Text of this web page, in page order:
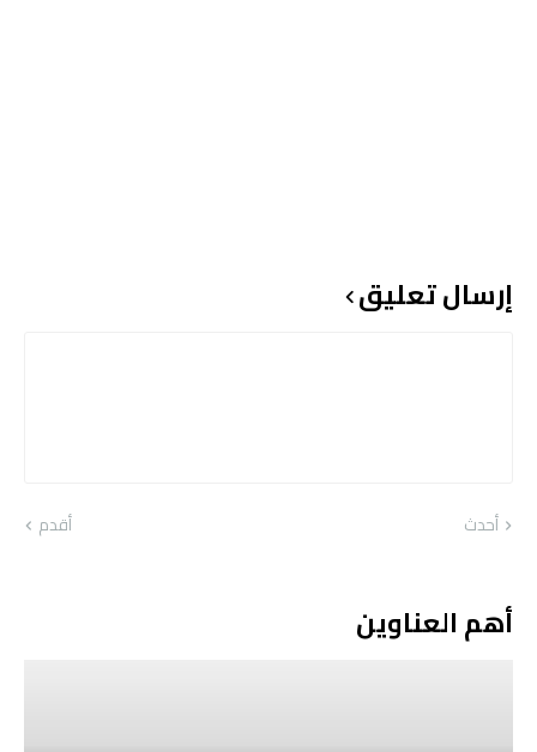
إرسال تعليق
أحدث أقدم
أهم العناوين